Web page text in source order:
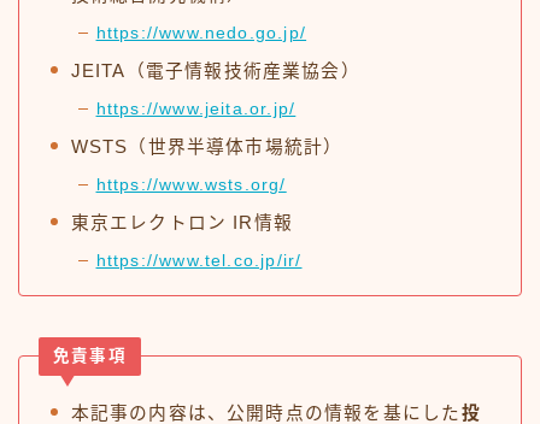
https://www.nedo.go.jp/
JEITA（電子情報技術産業協会）
https://www.jeita.or.jp/
WSTS（世界半導体市場統計）
https://www.wsts.org/
東京エレクトロン IR情報
https://www.tel.co.jp/ir/
免責事項
本記事の内容は、公開時点の情報を基にした投